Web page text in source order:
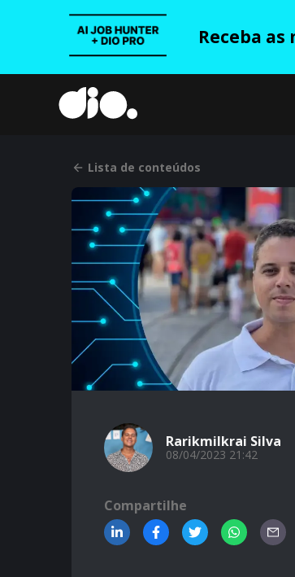
Receba as
Lista de conteúdos
Rarikmilkrai Silva
08/04/2023 21:42
Compartilhe